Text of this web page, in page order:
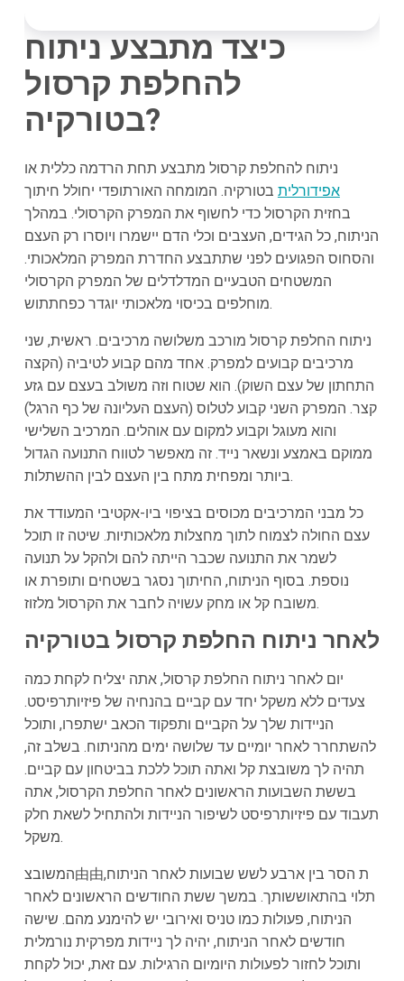
כיצד מתבצע ניתוח
להחלפת קרסול
בטורקיה?
ניתוח להחלפת קרסול מתבצע תחת הרדמה כללית או
אפידורלית בטורקיה. המומחה האורתופדי יחולל חיתוך
בחזית הקרסול כדי לחשוף את המפרק הקרסולי. במהלך
הניתוח, כל הגידים, העצבים וכלי הדם יישמרו ויוסרו רק העצם
והסחוס הפגועים לפני שתתבצע החדרת המפרק המלאכותי.
המשטחים הטבעיים המדלדלים של המפרק הקרסולי
מוחלפים בכיסוי מלאכותי יוגדר כפחתתוש.
ניתוח החלפת קרסול מורכב משלושה מרכיבים. ראשית, שני
מרכיבים קבועים למפרק. אחד מהם קבוע לטיביה (הקצה
התחתון של עצם השוק). הוא שטוח וזה משולב בעצם עם גזע
קצר. המפרק השני קבוע לטלוס (העצם העליונה של כף הרגל)
והוא מעוגל וקבוע למקום עם אוהלים. המרכיב השלישי
ממוקם באמצע ונשאר נייד. זה מאפשר לטווח התנועה הגדול
ביותר ומפחית מתח בין העצם לבין ההשתלות.
כל מבני המרכיבים מכוסים בציפוי ביו-אקטיבי המעודד את
עצם החולה לצמוח לתוך מחצלות מלאכותיות. שיטה זו תוכל
לשמר את התנועה שכבר הייתה להם ולהקל על תנועה
נוספת. בסוף הניתוח, החיתוך נסגר בשטחים ותופרת או
משובח קל או מחק עשויה לחבר את הקרסול מלזוז.
לאחר ניתוח החלפת קרסול בטורקיה
יום לאחר ניתוח החלפת קרסול, אתה יצליח לקחת כמה
צעדים ללא משקל יחד עם קביים בהנחיה של פיזיותרפיסט.
הניידות שלך על הקביים ותפקוד הכאב ישתפרו, ותוכל
להשתחרר לאחר יומיים עד שלושה ימים מהניתוח. בשלב זה,
תהיה לך משובצת קל ואתה תוכל ללכת בביטחון עם קביים.
בששת השבועות הראשונים לאחר החלפת הקרסול, אתה
תעבוד עם פיזיותרפיסט לשיפור הניידות ולהתחיל לשאת חלק
משקל.
המשובצ由由ת הסר בין ארבע לשש שבועות לאחר הניתוח,
תלוי בהתאוששותך. במשך ששת החודשים הראשונים לאחר
הניתוח, פעולות כמו טניס ואירובי יש להימנע מהם. שישה
חודשים לאחר הניתוח, יהיה לך ניידות מפרקית נורמלית
ותוכל לחזור לפעולות היומיום הרגילות. עם זאת, יכול לקחת